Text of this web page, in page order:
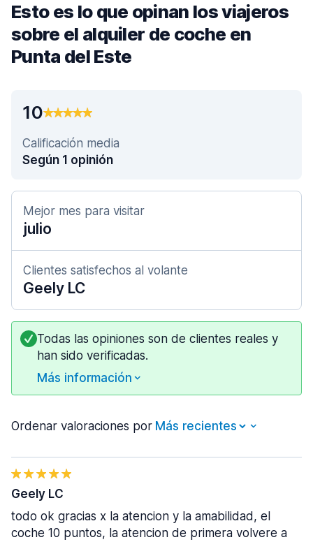
Esto es lo que opinan los viajeros
sobre el alquiler de coche en
Punta del Este
10
Calificación media
Según 1 opinión
Mejor mes para visitar
julio
Clientes satisfechos al volante
Geely LC
Todas las opiniones son de clientes reales y
han sido verificadas.
Más información
Ordenar valoraciones por
Geely LC
todo ok gracias x la atencion y la amabilidad, el
coche 10 puntos, la atencion de primera volvere a